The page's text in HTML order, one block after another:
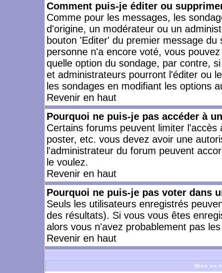
Comment puis-je éditer ou
Comme pour les messages, les
d'origine, un modérateur ou un
bouton 'Editer' du premier message
personne n'a encore voté, vous
quelle option du sondage, par contre,
et administrateurs pourront l'éditer ou
les sondages en modifiant les options
Revenir en haut
Pourquoi ne puis-je pas accéder à
Certains forums peuvent limiter
poster, etc. vous devez avoir une
l'administrateur du forum peuvent
le voulez.
Revenir en haut
Pourquoi ne puis-je pas voter dans
Seuls les utilisateurs enregistrés
des résultats). Si vous vous êtes
alors vous n'avez probablement pas
Revenir en haut
Mise en